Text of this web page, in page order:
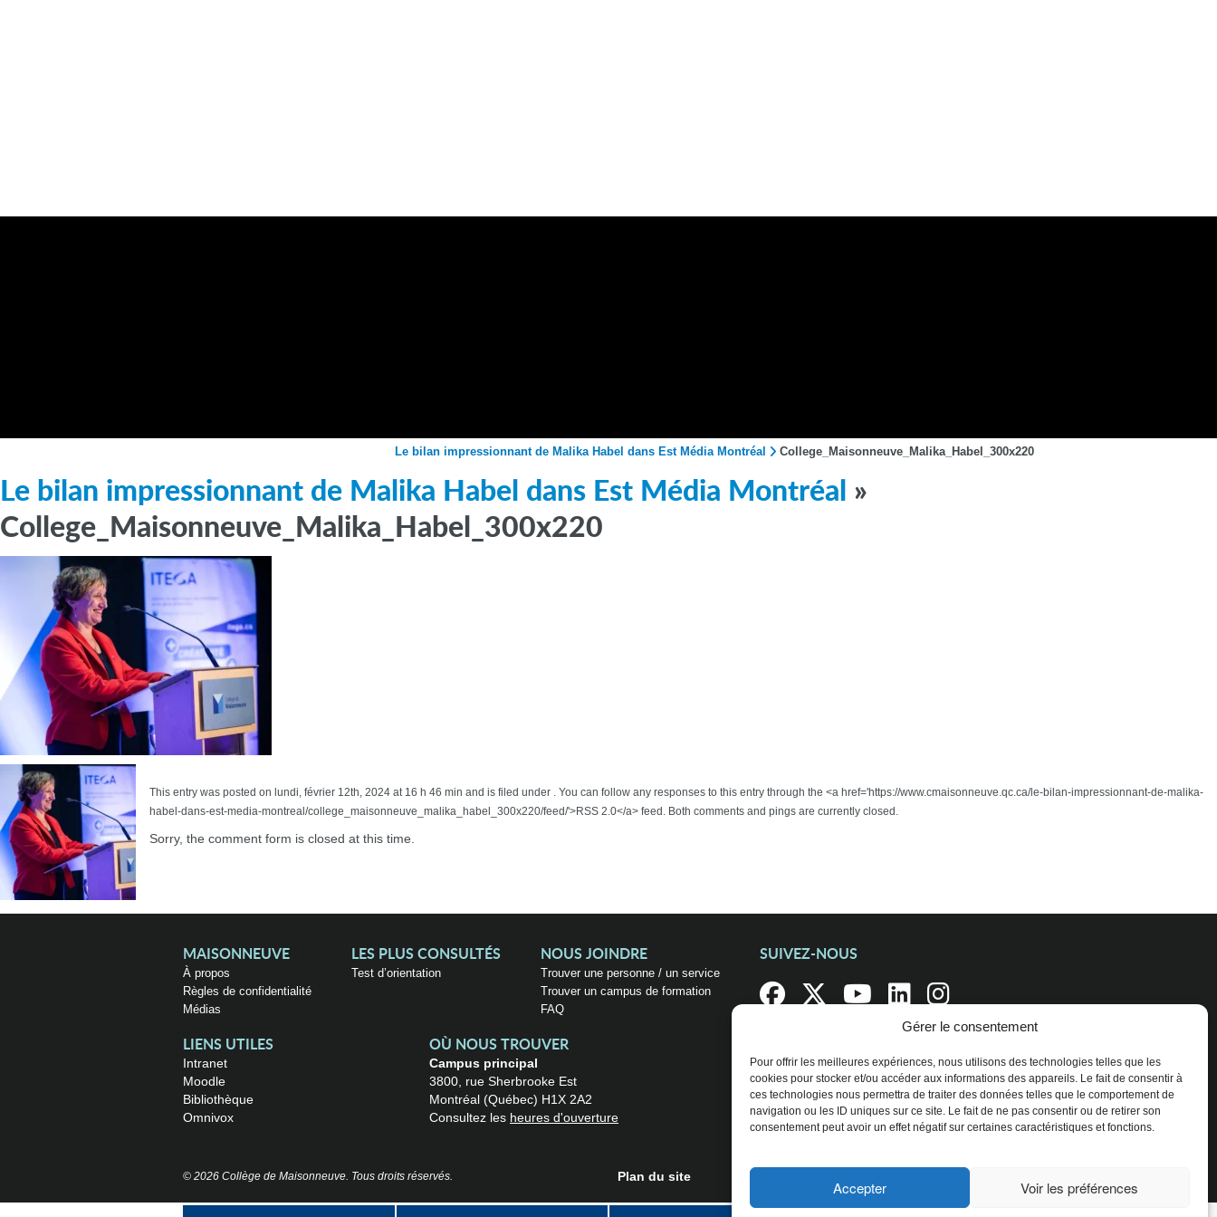
Gérer le consentement
Pour offrir les meilleures expériences, nous utilisons des technologies telles que les
cookies pour stocker et/ou accéder aux informations des appareils. Le fait de consentir à
ces technologies nous permettra de traiter des données telles que le comportement de
navigation ou les ID uniques sur ce site. Le fait de ne pas consentir ou de retirer son
consentement peut avoir un effet négatif sur certaines caractéristiques et fonctions.
Accepter Voir les préférences
Le bilan impressionnant de Malika Habel dans Est Média Montréal College_Maisonneuve_Malika_Habel_300x220
Le bilan impressionnant de Malika Habel dans Est Média Montréal »
College_Maisonneuve_Malika_Habel_300x220
This entry was posted on lundi, février 12th, 2024 at 16 h 46 min and is filed under . You can follow any responses to this entry through the <a href='https://www.cmaisonneuve.qc.ca/le-bilan-impressionnant-de-malika-
habel-dans-est-media-montreal/college_maisonneuve_malika_habel_300x220/feed/'>RSS 2.0</a> feed. Both comments and pings are currently closed.
Sorry, the comment form is closed at this time.
MAISONNEUVE
À propos
Règles de confidentialité
Médias
LES PLUS CONSULTÉS
Test d’orientation
NOUS JOINDRE
Trouver une personne / un service
Trouver un campus de formation
FAQ
SUIVEZ-NOUS
LIENS UTILES
Intranet
Moodle
Bibliothèque
Omnivox
OÙ NOUS TROUVER
Campus principal
3800, rue Sherbrooke Est
Montréal (Québec) H1X 2A2
Consultez les heures d'ouverture
© 2026 Collège de Maisonneuve. Tous droits réservés. Plan du site